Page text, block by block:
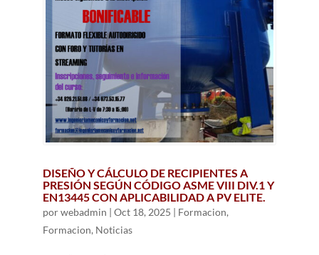
DISEÑO Y CÁLCULO DE RECIPIENTES A
PRESIÓN SEGÚN CÓDIGO ASME VIII DIV.1 Y
EN13445 CON APLICABILIDAD A PV ELITE.
porwebadmin | Oct 18, 2025 | Formacion,
Formacion, Noticias